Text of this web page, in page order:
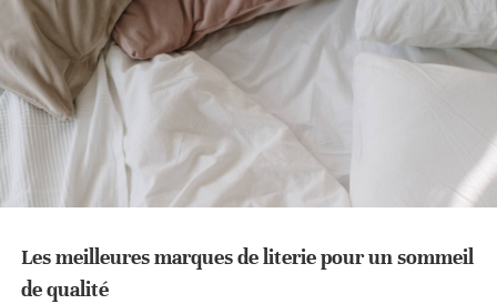
Les meilleures marques de literie pour un sommeil
de qualité